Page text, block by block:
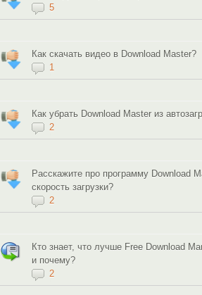
5
Как скачать видео в Download Master?
1
Как убрать Download Master из
2
Расскажите про программу Download
скорость загрузки?
2
Кто знает, что лучше Free Download
и почему?
2